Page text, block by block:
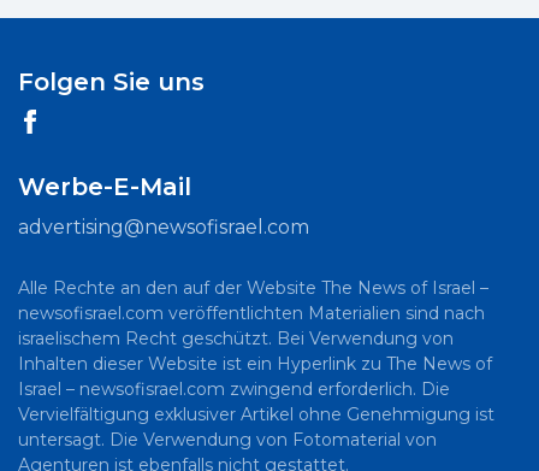
Folgen Sie uns
Werbe-E-Mail
advertising@newsofisrael.com
Alle Rechte an den auf der Website The News of Israel –
newsofisrael.com veröffentlichten Materialien sind nach
israelischem Recht geschützt. Bei Verwendung von
Inhalten dieser Website ist ein Hyperlink zu The News of
Israel – newsofisrael.com zwingend erforderlich. Die
Vervielfältigung exklusiver Artikel ohne Genehmigung ist
untersagt. Die Verwendung von Fotomaterial von
Agenturen ist ebenfalls nicht gestattet.